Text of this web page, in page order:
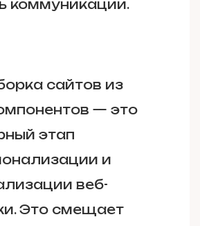
коммуникации.
сайтов из
— это
этап
и
веб-
Это смещает